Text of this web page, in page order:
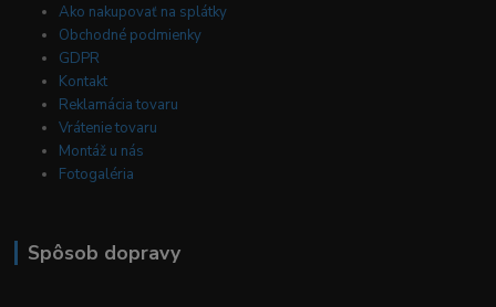
Ako nakupovať na splátky
Obchodné podmienky
GDPR
Kontakt
Reklamácia tovaru
Vrátenie tovaru
Montáž u nás
Fotogaléria
Spôsob dopravy